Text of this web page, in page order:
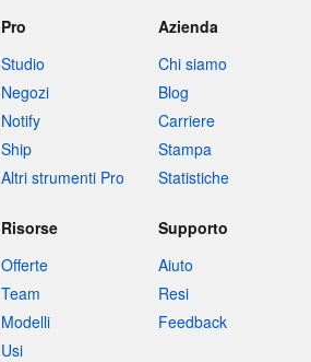
Pro
Studio
Negozi
Notify
Ship
Altri strumenti Pro
Azienda
Chi siamo
Blog
Carriere
Stampa
Statistiche
Risorse
Offerte
Team
Modelli
Usi
Supporto
Aiuto
Resi
Feedback